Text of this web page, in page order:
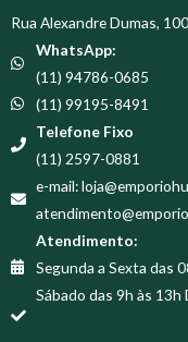
Rua Alexandre Dumas,
WhatsApp:
(11) 94786-0685
(11) 99195-8491
Telefone Fixo
(11) 2597-0881
e-mail:
Atendimento:
Segunda a Sexta das
Sábado das 9h às 13h